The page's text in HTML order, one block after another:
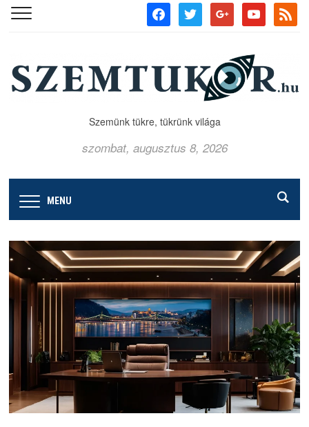
facebooktwitter google youtube rss
Szemünk tükre, tükrünk világa
szombat, augusztus 8, 2026
MENU